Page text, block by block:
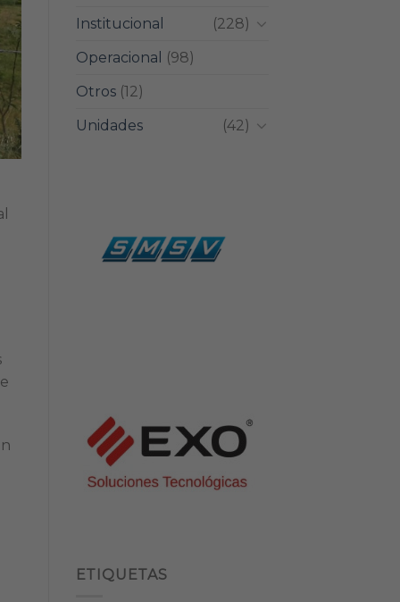
Institucional
(228)
Operacional
(98)
Otros(12)
Unidades
(42)
ETIQUETAS